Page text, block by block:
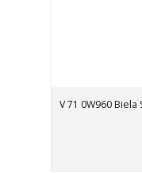
V 71 0W960 Biela